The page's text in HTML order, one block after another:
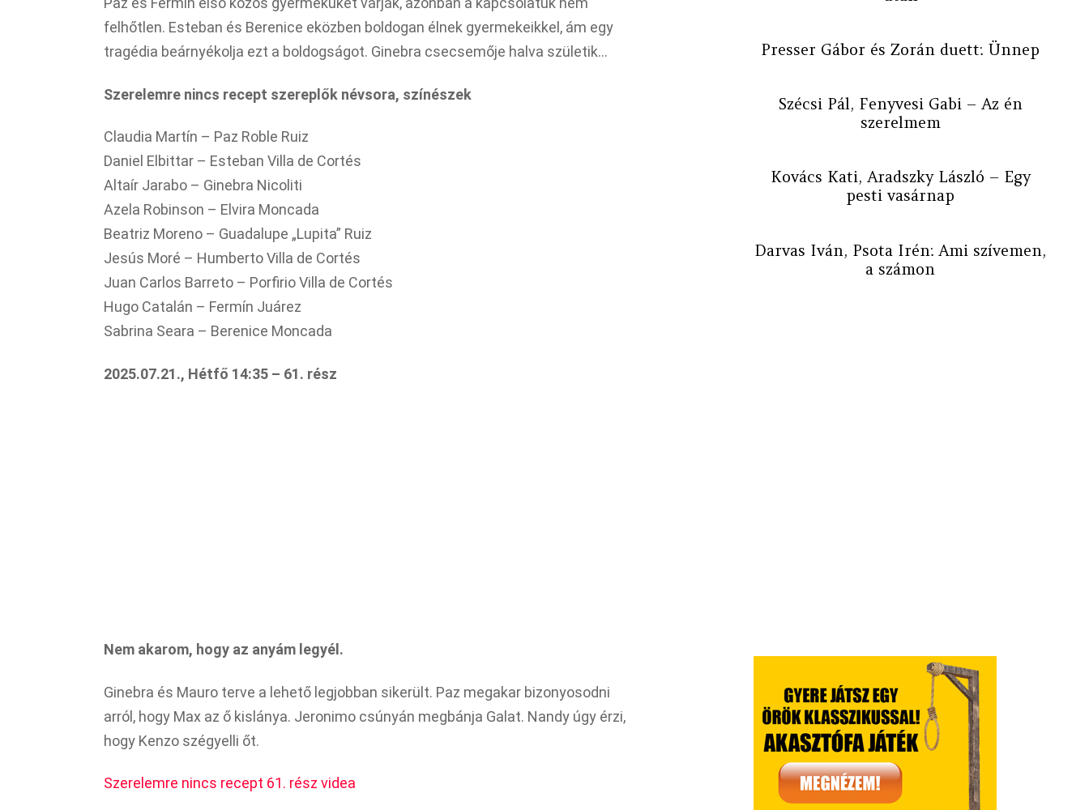
felhőtlen. Esteban és Berenice eközben boldogan élnek gyermekeikkel, ám egy
tragédia beárnyékolja ezt a boldogságot. Ginebra csecsemője halva születik…
Szerelemre nincs recept szereplők névsora, színészek
Claudia Martín – Paz Roble Ruiz
Daniel Elbittar – Esteban Villa de Cortés
Altaír Jarabo – Ginebra Nicoliti
Azela Robinson – Elvira Moncada
Beatriz Moreno – Guadalupe „Lupita” Ruiz
Jesús Moré – Humberto Villa de Cortés
Juan Carlos Barreto – Porfirio Villa de Cortés
Hugo Catalán – Fermín Juárez
Sabrina Seara – Berenice Moncada
2025.07.21., Hétfő 14:35 – 61. rész
Nem akarom, hogy az anyám legyél.
Ginebra és Mauro terve a lehető legjobban sikerült. Paz megakar bizonyosodni
arról, hogy Max az ő kislánya. Jeronimo csúnyán megbánja Galat. Nandy úgy érzi,
hogy Kenzo szégyelli őt.
Szerelemre nincs recept 61. rész videa
Presser Gábor és Zorán duett: Ünnep
Szécsi Pál, Fenyvesi Gabi – Az én
szerelmem
Kovács Kati, Aradszky László – Egy
pesti vasárnap
Darvas Iván, Psota Irén: Ami szívemen,
a számon